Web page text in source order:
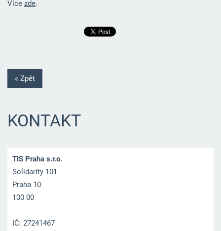
Více zde.
« Zpět
KONTAKT
TIS Praha s.r.o.
Solidarity 101
Praha 10
100 00
IČ: 27241467